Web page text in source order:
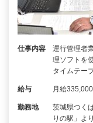
仕事内容
運行管理者
理ソフトを
タイムテー
給与 月給
勤務地
茨城県つく
りの駅」よ